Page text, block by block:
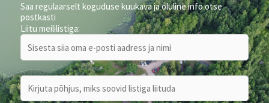
Saa regulaarselt koguduse kuukava ja oluline info otse
postkasti
Liitu meililistiga: